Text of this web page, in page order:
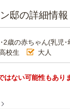
邸の詳細情報
2歳の赤ちゃん(乳児･
校生
大人
ない可能性もあり